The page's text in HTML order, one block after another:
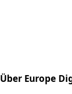
Über Europe